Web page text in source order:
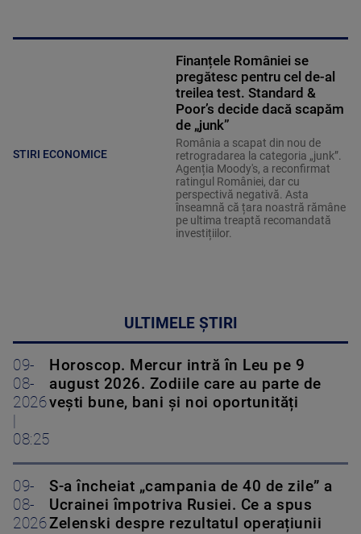
STIRI ECONOMICE
Finanțele României se
pregătesc pentru cel de-al
treilea test. Standard &
Poor’s decide dacă scapăm
de „junk”
România a scapat din nou de
retrogradarea la categoria „junk”.
Agenția Moody's, a reconfirmat
ratingul României, dar cu
perspectivă negativă. Asta
înseamnă că țara noastră rămâne
pe ultima treaptă recomandată
investițiilor.
ULTIMELE ȘTIRI
09-
08-
2026
08:25
Horoscop. Mercur intră în Leu pe 9
august 2026. Zodiile care au parte de
vești bune, bani și noi oportunități
09-
08-
2026
S-a încheiat „campania de 40 de zile” a
Ucrainei împotriva Rusiei. Ce a spus
Zelenski despre rezultatul operațiunii